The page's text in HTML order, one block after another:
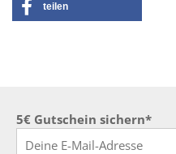
teilen
5€ Gutschein sichern*